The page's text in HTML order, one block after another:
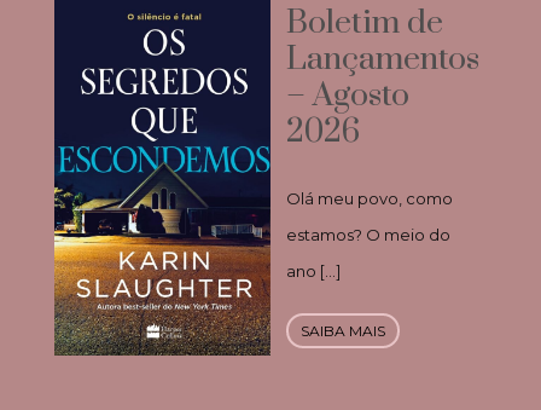
Boletim de
Lançamentos
– Agosto
2026
Olá meu povo, como
estamos? O meio do
ano […]
SAIBA MAIS